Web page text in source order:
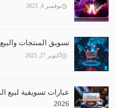
نوفمبر 4, 2025
تسويق المنتجات والبيع
أكتوبر 27, 2025
عبارات تسويقية لبيع
2026